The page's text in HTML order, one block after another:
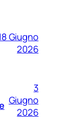
Giugno
2026
3
Giugno
2026